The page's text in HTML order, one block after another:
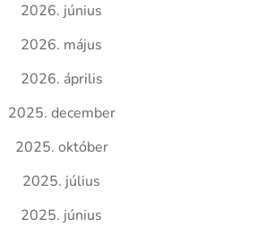
2026. június
2026. május
2026. április
2025. december
2025. október
2025. július
2025. június